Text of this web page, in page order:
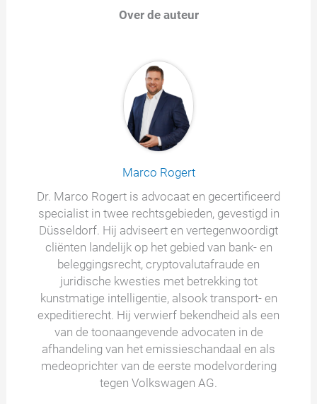
Over de auteur
Marco Rogert
Dr. Marco Rogert is advocaat en gecertificeerd
specialist in twee rechtsgebieden, gevestigd in
Düsseldorf. Hij adviseert en vertegenwoordigt
cliënten landelijk op het gebied van bank- en
beleggingsrecht, cryptovalutafraude en
juridische kwesties met betrekking tot
kunstmatige intelligentie, alsook transport- en
expeditierecht. Hij verwierf bekendheid als een
van de toonaangevende advocaten in de
afhandeling van het emissieschandaal en als
medeoprichter van de eerste modelvordering
tegen Volkswagen AG.